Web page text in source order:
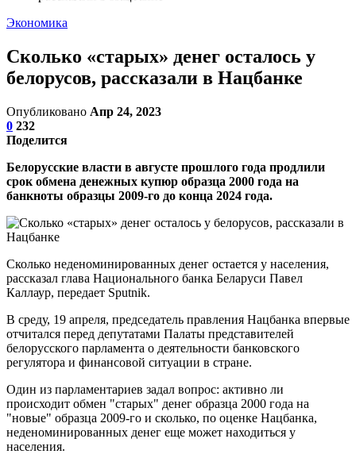
Экономика
Сколько «старых» денег осталось у
белорусов, рассказали в Нацбанке
Опубликовано Апр 24, 2023
0 232
Поделится
Белорусские власти в августе прошлого года продлили
срок обмена денежных купюр образца 2000 года на
банкноты образцы 2009-го до конца 2024 года.
Сколько неденоминированных денег остается у населения,
рассказал глава Национального банка Беларуси Павел
Каллаур, передает Sputnik.
В среду, 19 апреля, председатель правления Нацбанка впервые
отчитался перед депутатами Палаты представителей
белорусского парламента о деятельности банковского
регулятора и финансовой ситуации в стране.
Один из парламентариев задал вопрос: активно ли
происходит обмен "старых" денег образца 2000 года на
"новые" образца 2009-го и сколько, по оценке Нацбанка,
неденоминированных денег еще может находиться у
населения.